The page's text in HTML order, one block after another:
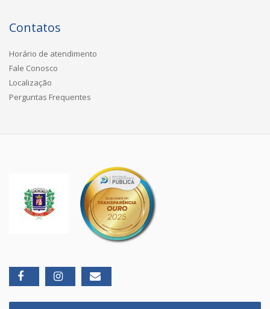
Contatos
Horário de atendimento
Fale Conosco
Localização
Perguntas Frequentes